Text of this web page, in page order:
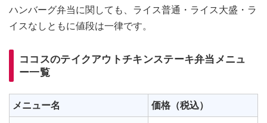
ハンバーグ弁当に関しても、ライス普通・ライス大盛・ラ
イスなしともに値段は一律です。
ココスのテイクアウトチキンステーキ弁当メニュ
ー一覧
メニュー名 価格（税込）